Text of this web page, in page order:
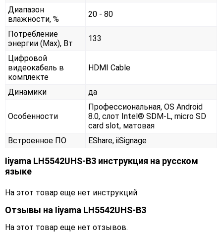
Диапазон
влажности, %
20 - 80
Потребление
энергии (Max), Вт
133
Цифровой
видеокабель в
комплекте
HDMI Cable
Динамики да
Особенности
Профессиональная, OS Android
8.0, слот Intel® SDM-L, micro SD
card slot, матовая
Встроенное ПО
EShare, iiSignage
Iiyama LH5542UHS-B3 инструкция на русском
языке
На этот товар еще нет инструкций
Отзывы на Iiyama LH5542UHS-B3
На этот товар еще нет отзывов.